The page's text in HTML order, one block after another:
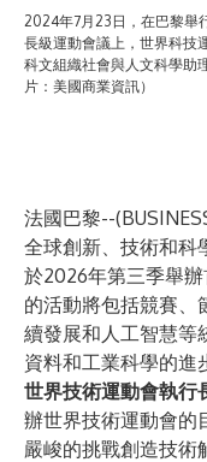
2024年7月23日，在巴黎舉
長級運動會議上，世界科技
科文組織社會與人文科學助
片：美國商業資訊）
法國巴黎--(
全球創新、技術和科
於2026年第三季舉
的活動將包括競賽、
續發展和人工智慧等
資料和工業科學的進
世界技術運動會執
辦世界技術運動會的
嚴峻的挑戰創造技術